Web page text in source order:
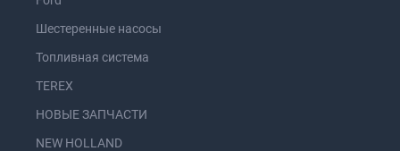
Шестеренные насосы
Топливная система
TEREX
НОВЫЕ ЗАПЧАСТИ
NEW HOLLAND